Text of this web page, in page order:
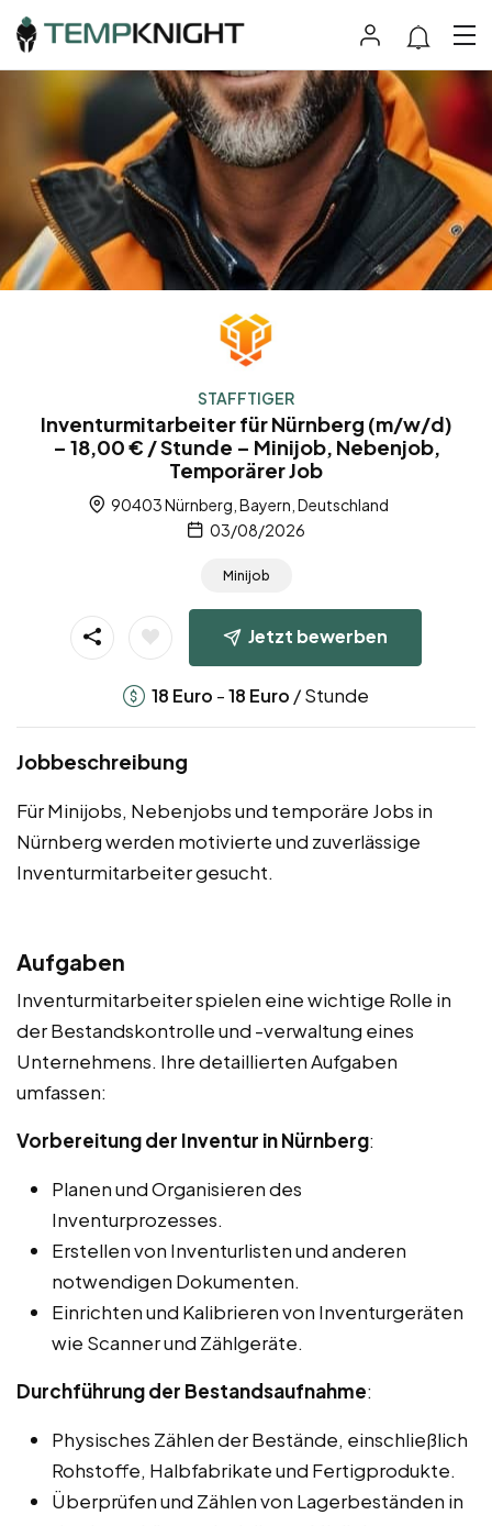
STAFFTIGER
Inventurmitarbeiter für Nürnberg (m/w/d)
– 18,00 € / Stunde – Minijob, Nebenjob,
Temporärer Job
90403 Nürnberg, Bayern, Deutschland
03/08/2026
Minijob
Jetzt bewerben
18 Euro -18 Euro / Stunde
Jobbeschreibung
Für Minijobs, Nebenjobs und temporäre Jobs in
Nürnberg werden motivierte und zuverlässige
Inventurmitarbeiter gesucht.
Aufgaben
Inventurmitarbeiter spielen eine wichtige Rolle in
der Bestandskontrolle und -verwaltung eines
Unternehmens. Ihre detaillierten Aufgaben
umfassen:
Vorbereitung der Inventur in Nürnberg:
Planen und Organisieren des
Inventurprozesses.
Erstellen von Inventurlisten und anderen
notwendigen Dokumenten.
Einrichten und Kalibrieren von Inventurgeräten
wie Scanner und Zählgeräte.
Durchführung der Bestandsaufnahme:
Physisches Zählen der Bestände, einschließlich
Rohstoffe, Halbfabrikate und Fertigprodukte.
Überprüfen und Zählen von Lagerbeständen in